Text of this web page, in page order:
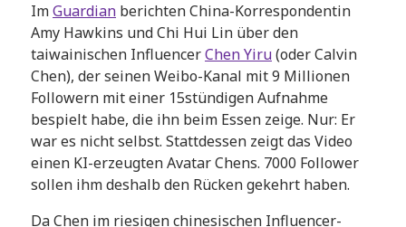
ImGuardian berichten China-Korrespondentin
Amy Hawkins und Chi Hui Lin über den
taiwainischen InfluencerChen Yiru(oder Calvin
Chen), der seinen Weibo-Kanal mit 9 Millionen
Followern mit einer 15stündigen Aufnahme
bespielt habe, die ihn beim Essen zeige. Nur: Er
war es nicht selbst. Stattdessen zeigt das Video
einen KI-erzeugten Avatar Chens. 7000 Follower
sollen ihm deshalb den Rücken gekehrt haben.
Da Chen im riesigen chinesischen Influencer-